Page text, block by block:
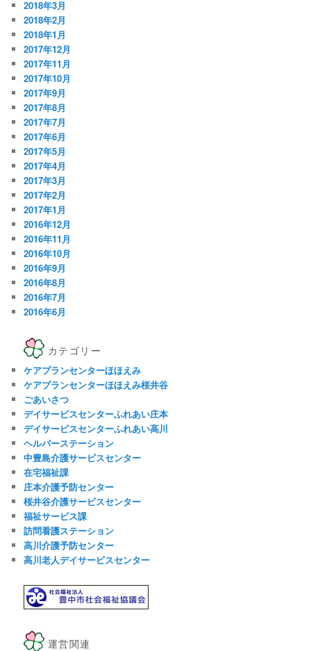
2018年3月
2018年2月
2018年1月
2017年12月
2017年11月
2017年10月
2017年9月
2017年8月
2017年7月
2017年6月
2017年5月
2017年4月
2017年3月
2017年2月
2017年1月
2016年12月
2016年11月
2016年10月
2016年9月
2016年8月
2016年7月
2016年6月
カテゴリー
ケアプランセンターほほえみ
ケアプランセンターほほえみ桜井谷
ごあいさつ
デイサービスセンターふれあい庄本
デイサービスセンターふれあい高川
ヘルパーステーション
中豊島介護サービスセンター
在宅福祉課
庄本介護予防センター
桜井谷介護サービスセンター
福祉サービス課
訪問看護ステーション
高川介護予防センター
高川老人デイサービスセンター
運営関連